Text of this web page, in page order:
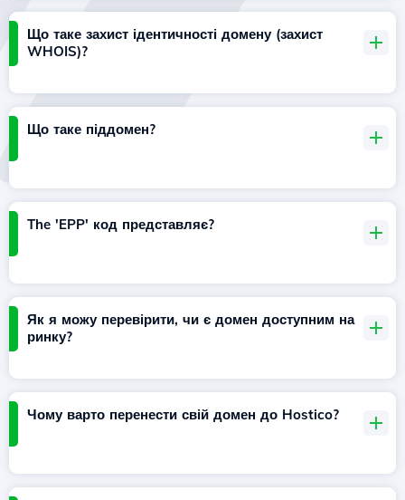
Що таке захист ідентичності домену (захист
WHOIS)?
Що таке піддомен?
The 'EPP' код представляє?
Як я можу перевірити, чи є домен доступним на
ринку?
Чому варто перенести свій домен до Hostico?